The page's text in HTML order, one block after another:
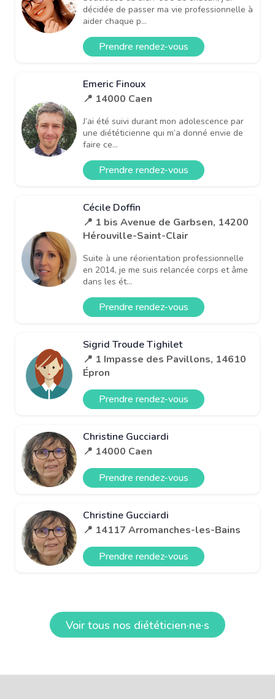
décidée de passer ma vie professionnelle à
aider chaque p...
Prendre rendez-vous
Emeric Finoux
📍 14000 Caen
J’ai été suivi durant mon adolescence par
une diététicienne qui m’a donné envie de
faire ce...
Prendre rendez-vous
Cécile Doffin
📍 1 bis Avenue de Garbsen, 14200
Hérouville-Saint-Clair
Suite à une réorientation professionnelle
en 2014, je me suis relancée corps et âme
dans les ét...
Prendre rendez-vous
Sigrid Troude Tighilet
📍 1 Impasse des Pavillons, 14610
Épron
Prendre rendez-vous
Christine Gucciardi
📍 14000 Caen
Prendre rendez-vous
Christine Gucciardi
📍 14117 Arromanches-les-Bains
Prendre rendez-vous
Voir tous nos diététicien·ne·s